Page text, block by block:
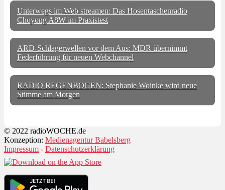
Unterwegs im Web streamen: Das Hosentaschenradio
Choyong A8W im Praxistest
ARD-Schlagerwellen vor dem Aus: MDR übernimmt
Federführung für neuen Webchannel
RADIO REGENBOGEN: Stephanie Woinke wird neue
Stimme am Morgen
© 2022 radioWOCHE.de
Konzeption: Medienagentur Babelsberg
Impressum - Datenschutzerklärung